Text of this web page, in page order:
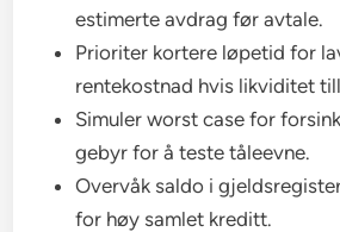
estimerte avdrag før avtale.
Prioriter kortere løpetid for
rentekostnad hvis likviditet
Simuler worst case for
gebyr for å teste tåleevne.
Overvåk saldo i
for høy samlet kreditt.